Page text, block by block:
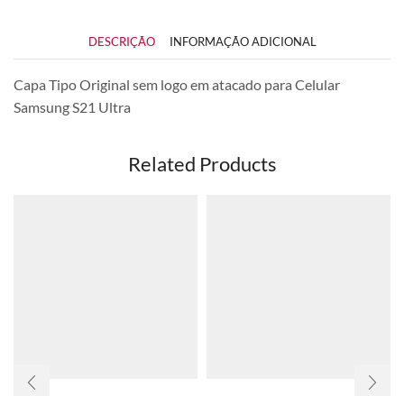
DESCRIÇÃO INFORMAÇÃO ADICIONAL
Capa Tipo Original sem logo em atacado para Celular
Samsung S21 Ultra
Related Products